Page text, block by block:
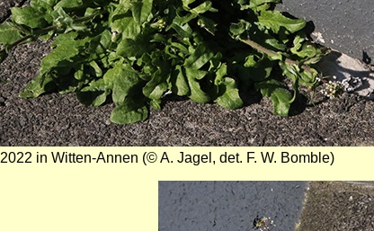
2022 in Witten-Annen (© A. Jagel, det. F. W. Bomble)
Bild